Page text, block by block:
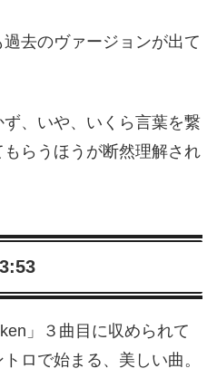
去のヴァージョンが出て
、いや、いくら言葉を繋
らうほうが断然理解され
」３曲目に収められて
ロで始まる、美しい曲。